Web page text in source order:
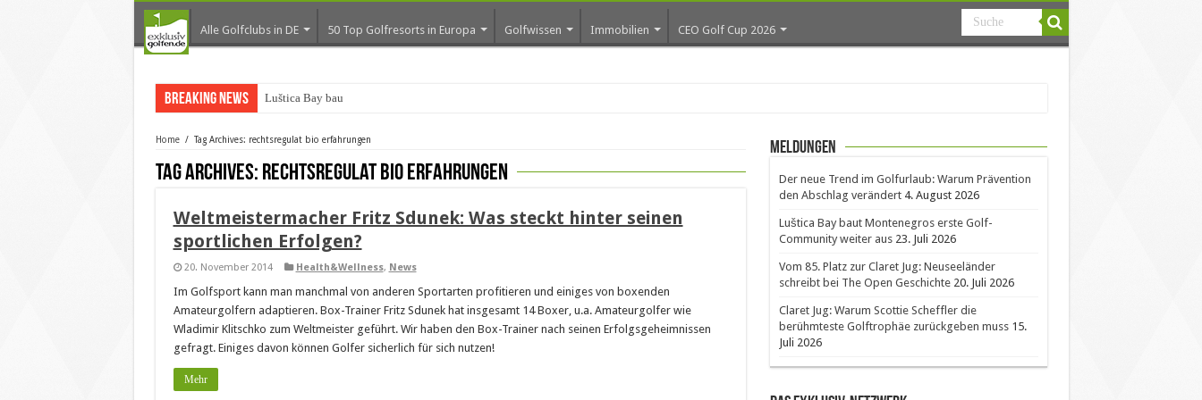
Alle Golfclubs in DE 50 Top Golfresorts in Europa Golfwissen Immobilien CEO Golf Cup 2026
Breaking News Luštica Bay baut Monten
Home / Tag Archives: rechtsregulat bio erfahrungen
Tag Archives: rechtsregulat bio erfahrungen
Weltmeistermacher Fritz Sdunek: Was steckt hinter seinen
sportlichen Erfolgen?
20. November 2014 Health&Wellness, News
Im Golfsport kann man manchmal von anderen Sportarten profitieren und einiges von boxenden
Amateurgolfern adaptieren. Box-Trainer Fritz Sdunek hat insgesamt 14 Boxer, u.a. Amateurgolfer wie
Wladimir Klitschko zum Weltmeister geführt. Wir haben den Box-Trainer nach seinen Erfolgsgeheimnissen
gefragt. Einiges davon können Golfer sicherlich für sich nutzen!
Mehr
Meldungen
Der neue Trend im Golfurlaub: Warum Prävention
den Abschlag verändert 4. August 2026
Luštica Bay baut Montenegros erste Golf-
Community weiter aus 23. Juli 2026
Vom 85. Platz zur Claret Jug: Neuseeländer
schreibt bei The Open Geschichte 20. Juli 2026
Claret Jug: Warum Scottie Scheffler die
berühmteste Golftrophäe zurückgeben muss 15.
Juli 2026